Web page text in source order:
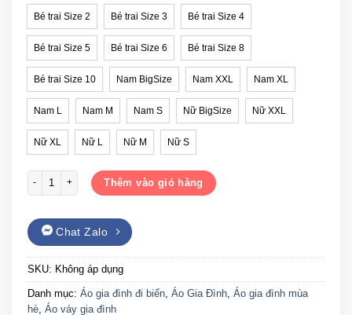
Bé trai Size 2 Bé trai Size 3 Bé trai Size 4
Bé trai Size 5 Bé trai Size 6 Bé trai Size 8
Bé trai Size 10 Nam BigSize Nam XXL Nam XL
Nam L Nam M Nam S Nữ BigSize Nữ XXL
Nữ XL Nữ L Nữ M Nữ S
Áo gia đình SMILE màu hồng phấn số lượng
Thêm vào giỏ hàng
Chat Zalo
SKU: Không áp dụng
Danh mục: Áo gia đình đi biển, Áo Gia Đình, Áo gia đình mùa
hè, Áo váy gia đình